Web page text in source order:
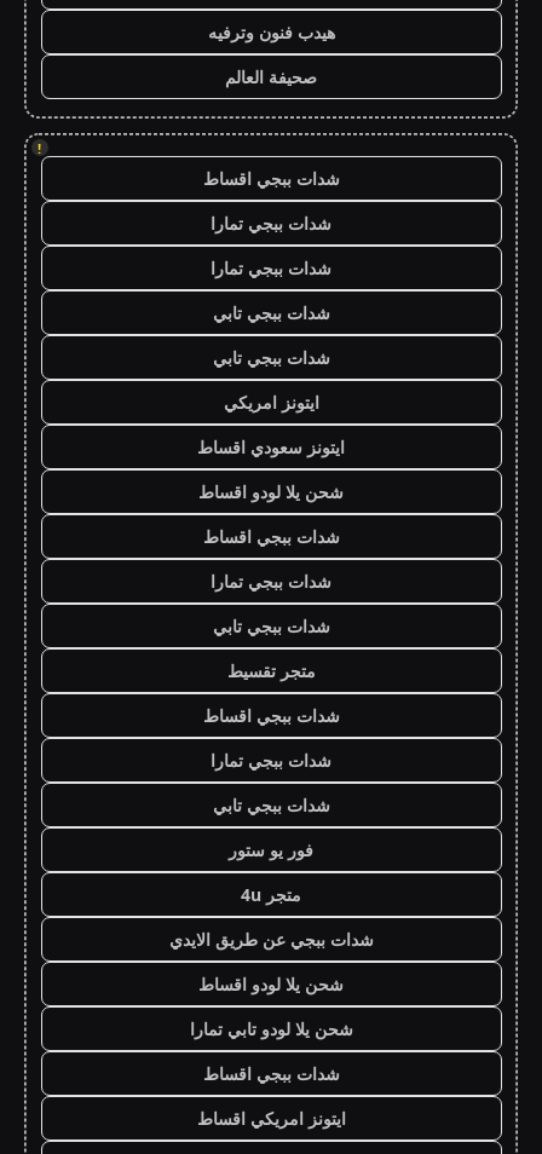
هيدب فنون وترفيه
صحيفة العالم
!
شدات ببجي اقساط
شدات ببجي تمارا
شدات ببجي تمارا
شدات ببجي تابي
شدات ببجي تابي
ايتونز امريكي
ايتونز سعودي اقساط
شحن يلا لودو اقساط
شدات ببجي اقساط
شدات ببجي تمارا
شدات ببجي تابي
متجر تقسيط
شدات ببجي اقساط
شدات ببجي تمارا
شدات ببجي تابي
فور يو ستور
متجر 4u
شدات ببجي عن طريق الايدي
شحن يلا لودو اقساط
شحن يلا لودو تابي تمارا
شدات ببجي اقساط
ايتونز امريكي اقساط